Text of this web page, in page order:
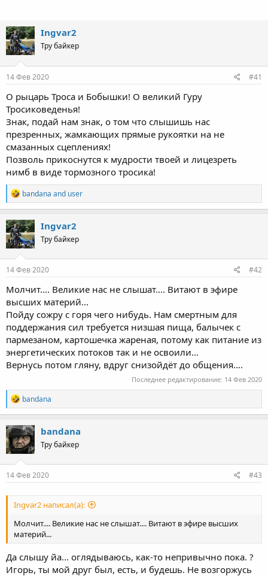
Ingvar2
Тру байкер
14 Фев 2020 #41
О рыцарь Троса и Бобышки! О великий Гуру
Тросиковеденья!
Знак, подай нам знак, о том что слышишь нас
презренных, жамкающих прямые рукоятки на не
смазанных сцеплениях!
Позволь прикоснутся к мудрости твоей и лицезреть
нимб в виде тормозного тросика!
R
e
a
c
t
i
o
n
s
bandana and user
Ingvar2
Тру байкер
14 Фев 2020 #42
Молчит.... Великие нас не слышат.... Витают в эфире
высших материй...
Пойду сожру с горя чего нибудь. Нам смертным для
поддержания сил требуется низшая пища, балычек с
пармезаном, картошечка жареная, потому как питание из
энергетических потоков так и не освоили...
Вернусь потом гляну, вдруг снизойдёт до общения....
Последнее редактирование: 14 Фев 2020
R
e
a
c
t
i
o
n
s
bandana
bandana
Тру байкер
14 Фев 2020 #43
Ingvar2 написал(а):
Молчит.... Великие нас не слышат.... Витают в эфире высших
материй...
Да слышу йа... оглядываюсь, как-то непривычно пока. ?
Игорь, ты мой друг был, есть, и будешь. Не возгоржусь